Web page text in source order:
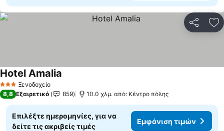
3 ΑστέριαΞενοδοχείο
Hotel Amalia
8,8 Εξαιρετικό 859 10.0 χλμ. από: Κέντρο πόλης
Επιλέξτε ημερομηνίες, για να
δείτε τις ακριβείς τιμές
Εμφάνιση τιμών